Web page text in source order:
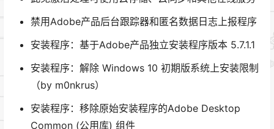
禁用Adobe产品后台跟踪器和匿名数据日志上报程序
安装程序：基于Adob​​e产品独立安装程序版本 5.7.1.1
安装程序：解除 Windows 10 初期版系统上安装限制
（by m0nkrus）
安装程序：移除原始安装程序的Adobe Desktop
Common (公用库) 组件